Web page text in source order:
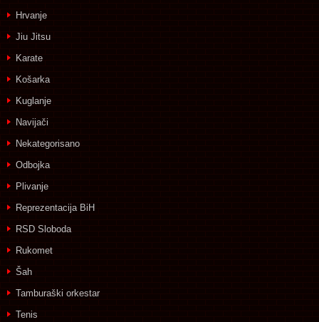
Hrvanje
Jiu Jitsu
Karate
Košarka
Kuglanje
Navijači
Nekategorisano
Odbojka
Plivanje
Reprezentacija BiH
RSD Sloboda
Rukomet
Šah
Tamburaški orkestar
Tenis